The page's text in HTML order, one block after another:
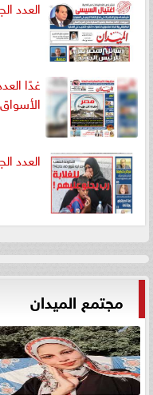
العدد
غدًا
الأسواق
العدد
مجتمع الميدان